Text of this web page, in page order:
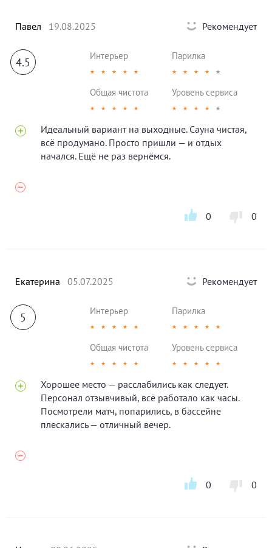
Павел 19.08.2025 Рекомендует
4.5 Интерьер
★ ★ ★ ★ ★
Парилка
★ ★ ★ ★ ★
Общая чистота
★ ★ ★ ★ ★
Уровень сервиса
★ ★ ★ ★ ★
Идеальный вариант на выходные. Сауна чистая,
всё продумано. Просто пришли — и отдых
начался. Ещё не раз вернёмся.
0 0
Екатерина 05.07.2025 Рекомендует
5 Интерьер
★ ★ ★ ★ ★
Парилка
★ ★ ★ ★ ★
Общая чистота
★ ★ ★ ★ ★
Уровень сервиса
★ ★ ★ ★ ★
Хорошее место — расслабились как следует.
Персонал отзывчивый, всё работало как часы.
Посмотрели матч, попарились, в бассейне
плескались — отличный вечер.
0 0